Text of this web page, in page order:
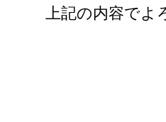
上記の内容でよ